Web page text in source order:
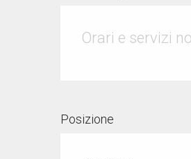
Orari e servizi
Posizione